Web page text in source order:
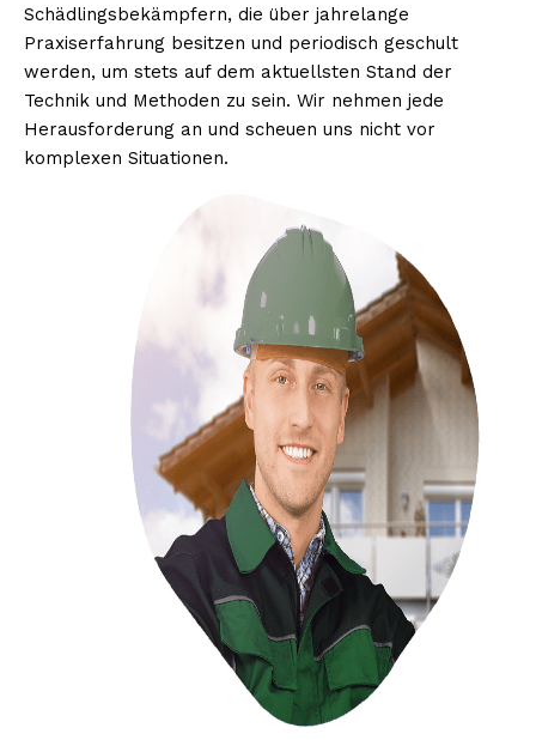
Schädlingsbekämpfern, die über jahrelange
Praxiserfahrung besitzen und periodisch geschult
werden, um stets auf dem aktuellsten Stand der
Technik und Methoden zu sein. Wir nehmen jede
Herausforderung an und scheuen uns nicht vor
komplexen Situationen.